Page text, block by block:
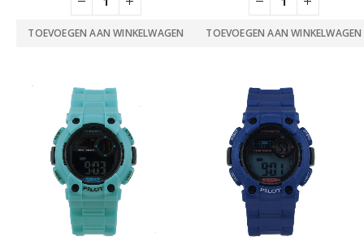
TOEVOEGEN AAN WINKELWAGEN TOEVOEGEN AAN WINKELWAGEN